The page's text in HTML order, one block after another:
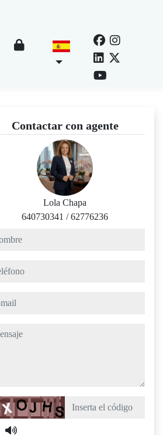
Contactar con agente
Lola Chapa
640730341 /62776236